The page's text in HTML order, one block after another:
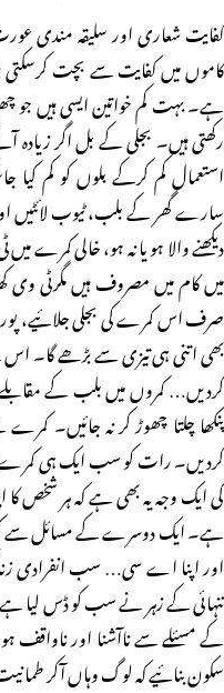
کفایت شعاری اور سلیقہ
کاموں میں کفایت سے بچت کرسکتی
ہے۔ بہت کم خواتین ایسی ہیں جو
رکھتی ہیں۔ بجلی کے بل اگر زیادہ
استعمال کم کرکے بلوں کو کم
سارے گھر کے بلب، ٹیوب لائٹیں
دیکھنے والا ہو یا نہ ہو، خالی کمرے
میں کام میں مصروف ہیں مگرٹی
صرف اس کمرے کی بجلی جلائیے،
بھی اتنی ہی تیزی سے بڑھے گاـ۔ اس
کردیں… کمروں میں بلب کے
پنکھا چلتا چھوڑ کر نہ جائیں۔
کردیں۔ رات کو سب ایک ہی کمرے
کی ایک وجہ یہ بھی ہے کہ ہر شخص کا
ہے۔ ایک دوسرے کے مسائل سے کوئی
اور اپنا اے سی… سب انفرادی
تنہائی کے زہر نے سب کو ڈس لیا
کے مسئلے سے ناآشنا اور ناواقف
سکون بنائیے کہ لوگ وہاں آکر